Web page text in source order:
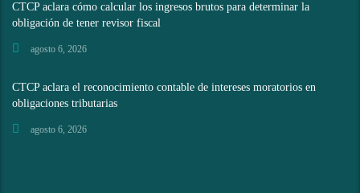
CTCP aclara cómo calcular los ingresos brutos para determinar la
obligación de tener revisor fiscal
agosto 6, 2026
CTCP aclara el reconocimiento contable de intereses moratorios en
obligaciones tributarias
agosto 6, 2026